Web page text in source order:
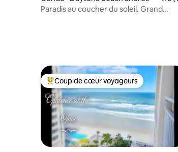
Paradis au coucher du soleil. Grand
Coup de cœur voyageurs parmi les plus
Coup de cœur voyageurs